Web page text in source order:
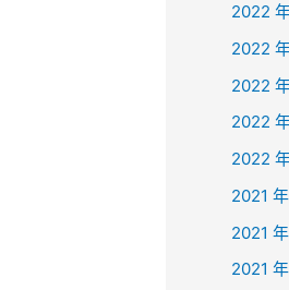
2022
2022
2022
2022
2022
2021
2021
2021